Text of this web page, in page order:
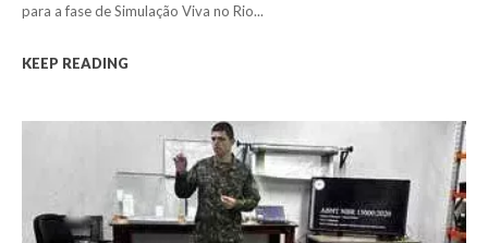
para a fase de Simulação Viva no Rio...
KEEP READING